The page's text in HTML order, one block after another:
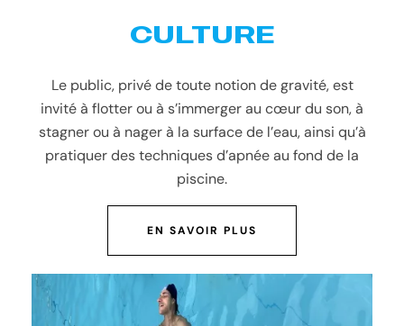
CULTURE
Le public, privé de toute notion de gravité, est
invité à flotter ou à s’immerger au cœur du son, à
stagner ou à nager à la surface de l’eau, ainsi qu’à
pratiquer des techniques d’apnée au fond de la
piscine.
EN SAVOIR PLUS